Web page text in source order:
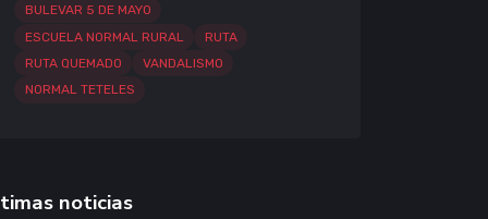
BULEVAR 5 DE MAYO
ESCUELA NORMAL RURAL
RUTA
RUTA QUEMADO
VANDALISMO
NORMAL TETELES
noticias